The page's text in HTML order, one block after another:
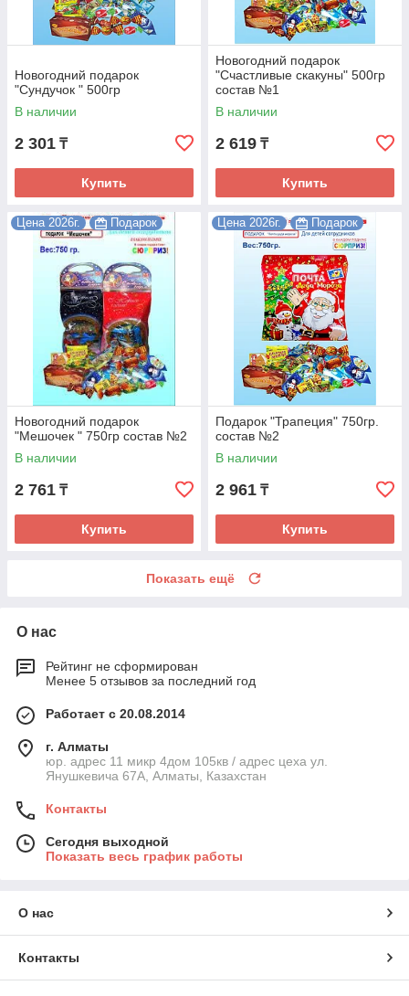
Новогодний подарок
"Сундучок " 500гр
В наличии
2 301 ₸
Купить
Новогодний подарок
"Счастливые скакуны" 500гр
состав №1
В наличии
2 619 ₸
Купить
Цена 2026г. Подарок
Новогодний подарок
"Мешочек " 750гр состав №2
В наличии
2 761 ₸
Купить
Цена 2026г. Подарок
Подарок "Трапеция" 750гр.
состав №2
В наличии
2 961 ₸
Купить
Показать ещё
О нас
Рейтинг не сформирован
Менее 5 отзывов за последний год
Работает с 20.08.2014
г. Алматы
юр. адрес 11 микр 4дом 105кв / адрес цеха ул.
Янушкевича 67А, Алматы, Казахстан
Контакты
Сегодня выходной
Показать весь график работы
О нас
Контакты